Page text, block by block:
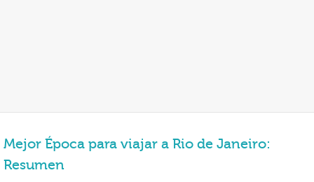
Mejor Época para viajar a Rio de Janeiro:
Resumen